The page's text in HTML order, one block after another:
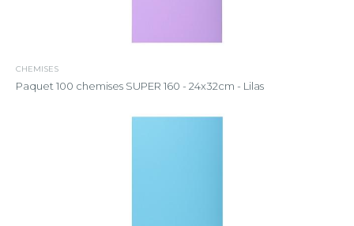
CHEMISES
Paquet 100 chemises SUPER 160 - 24x32cm - Lilas